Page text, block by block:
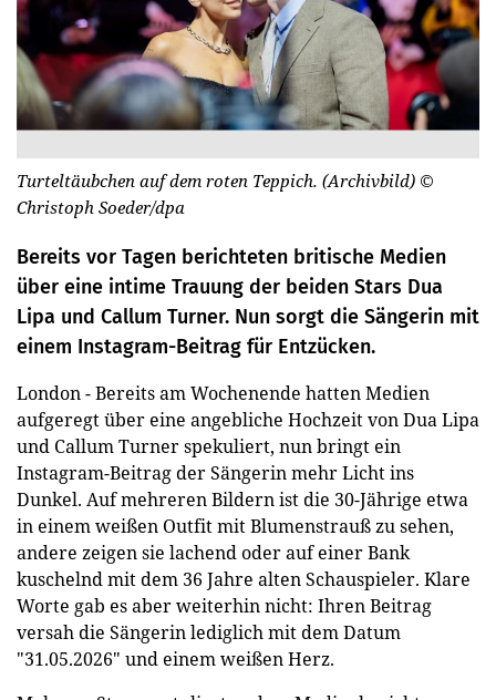
Turteltäubchen auf dem roten Teppich. (Archivbild) ©
Christoph Soeder/dpa
Bereits vor Tagen berichteten britische Medien
über eine intime Trauung der beiden Stars Dua
Lipa und Callum Turner. Nun sorgt die Sängerin mit
einem Instagram-Beitrag für Entzücken.
London - Bereits am Wochenende hatten Medien
aufgeregt über eine angebliche Hochzeit von Dua Lipa
und Callum Turner spekuliert, nun bringt ein
Instagram-Beitrag der Sängerin mehr Licht ins
Dunkel. Auf mehreren Bildern ist die 30-Jährige etwa
in einem weißen Outfit mit Blumenstrauß zu sehen,
andere zeigen sie lachend oder auf einer Bank
kuschelnd mit dem 36 Jahre alten Schauspieler. Klare
Worte gab es aber weiterhin nicht: Ihren Beitrag
versah die Sängerin lediglich mit dem Datum
"31.05.2026" und einem weißen Herz.